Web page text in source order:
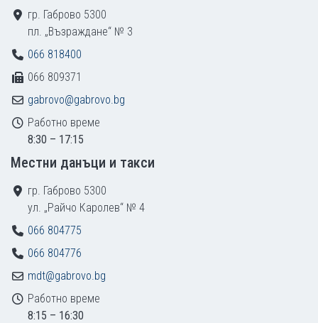
гр. Габрово 5300
пл. „Възраждане“ № 3
066 818400
066 809371
gabrovo@gabrovo.bg
Работно време
8:30 – 17:15
Местни данъци и такси
гр. Габрово 5300
ул. „Райчо Каролев“ № 4
066 804775
066 804776
mdt@gabrovo.bg
Работно време
8:15 – 16:30